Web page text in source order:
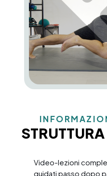
Video-lezioni
guidati passo dopo